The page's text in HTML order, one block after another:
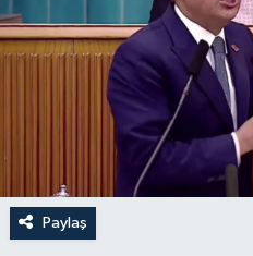
Paylaş